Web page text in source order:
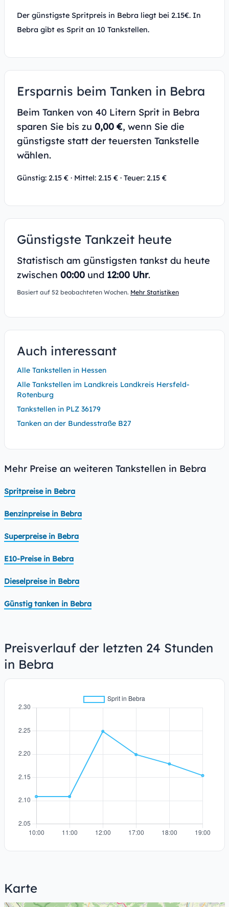
Der günstigste Spritpreis in Bebra liegt bei 2.15€. In
Bebra gibt es Sprit an 10 Tankstellen.
Ersparnis beim Tanken in Bebra
Beim Tanken von 40 Litern Sprit in Bebra
sparen Sie bis zu 0,00 €, wenn Sie die
günstigste statt der teuersten Tankstelle
wählen.
Günstig: 2.15 € · Mittel: 2.15 € · Teuer: 2.15 €
Günstigste Tankzeit heute
Statistisch am günstigsten tankst du heute
zwischen 00:00 und 12:00 Uhr.
Basiert auf 52 beobachteten Wochen. Mehr Statistiken
Auch interessant
Alle Tankstellen in Hessen
Alle Tankstellen im Landkreis Landkreis Hersfeld-
Rotenburg
Tankstellen in PLZ 36179
Tanken an der Bundesstraße B27
Mehr Preise an weiteren Tankstellen in Bebra
Spritpreise in Bebra
Benzinpreise in Bebra
Superpreise in Bebra
E10-Preise in Bebra
Dieselpreise in Bebra
Günstig tanken in Bebra
Preisverlauf der letzten 24 Stunden
in Bebra
Karte